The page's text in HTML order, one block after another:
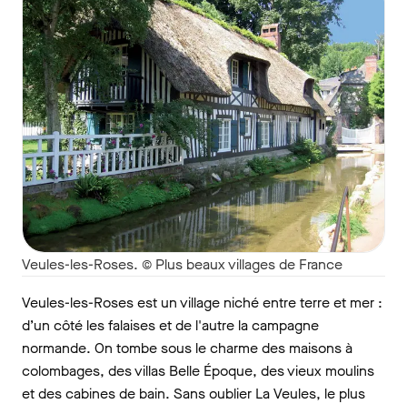
Veules-les-Roses. © Plus beaux villages de France
Veules-les-Roses est un village niché entre terre et mer :
d’un côté les falaises et de l'autre la campagne
normande. On tombe sous le charme des maisons à
colombages, des villas Belle Époque, des vieux moulins
et des cabines de bain. Sans oublier La Veules, le plus